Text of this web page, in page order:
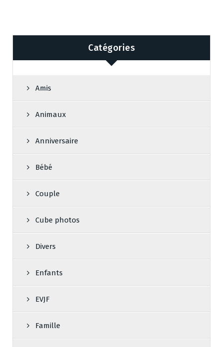
Catégories
Amis
Animaux
Anniversaire
Bébé
Couple
Cube photos
Divers
Enfants
EVJF
Famille